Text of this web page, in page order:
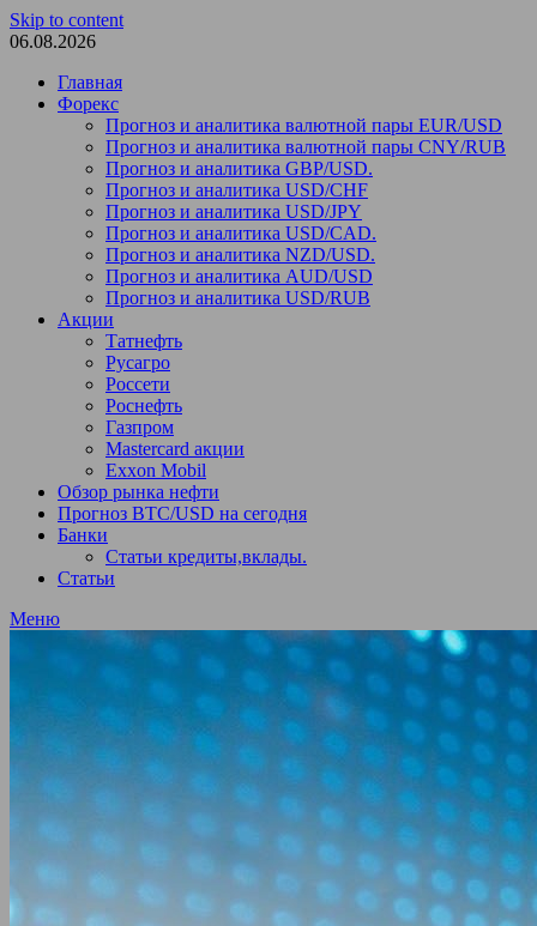
Skip to content
06.08.2026
Главная
Форекс
Прогноз и аналитика валютной пары EUR/USD
Прогноз и аналитика валютной пары CNY/RUB
Прогноз и аналитика GBP/USD.
Прогноз и аналитика USD/CHF
Прогноз и аналитика USD/JPY
Прогноз и аналитика USD/CAD.
Прогноз и аналитика NZD/USD.
Прогноз и аналитика AUD/USD
Прогноз и аналитика USD/RUB
Акции
Татнефть
Русагро
Россети
Роснефть
Газпром
Mastercard акции
Exxon Mobil
Обзор рынка нефти
Прогноз BTC/USD на сегодня
Банки
Статьи кредиты,вклады.
Статьи
Меню